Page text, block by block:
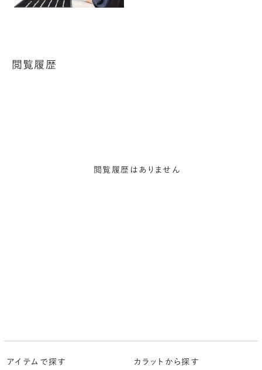
閲覧履歴
閲覧履歴はありません
アイテムで探す
カラットから探す